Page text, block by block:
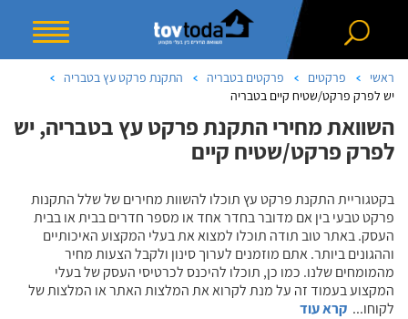
ראשי פרקטים פרקטים בטבריה
התקנת פרקט עץ בטבריה
יש לפרק פרקט/שטיח קיים בטבריה
השוואת מחירי התקנת פרקט עץ בטבריה, יש
לפרק פרקט/שטיח קיים
בקטגוריית התקנת פרקט עץ תוכלו להשוות מחירים של שלל התקנות
פרקט טבעי בין אם מדובר בחדר אחד או מספר חדרים בבית או בבית
העסק. באתר טוב תודה תוכלו למצוא את בעלי המקצוע האיכותיים
וההגונים ביותר. אתם מוזמנים לערוך סינון ולקבל הצעות מחיר
מהמומחים שלנו. כמו כן, תוכלו להיכנס לכרטיסי העסק של בעלי
המקצוע בעמוד זה על מנת לקרוא את המלצות האתר או המלצות של
לקוחו... קרא עוד